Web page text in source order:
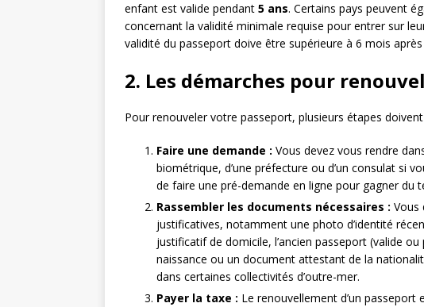
enfant est valide pendant 5 ans. Certains pays peuvent
concernant la validité minimale requise pour entrer sur
validité du passeport doive être supérieure à 6 mois
2. Les démarches pour
Pour renouveler votre passeport, plusieurs étapes
Faire une demande : Vous devez vous rendre
biométrique, d’une préfecture ou d’un consulat si
de faire une pré-demande en ligne pour gagner du
Rassembler les documents nécessaires : Vous
justificatives, notamment une photo d’identité
justificatif de domicile, l’ancien passeport (valide
naissance ou un document attestant de la
dans certaines collectivités d’outre-mer.
Payer la taxe : Le renouvellement d’un passeport